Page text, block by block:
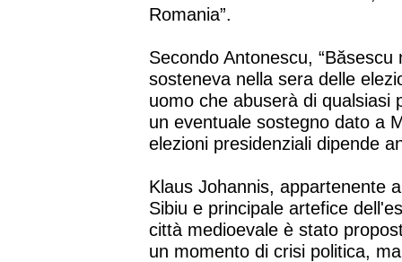
Romania”.
Secondo Antonescu,
sosteneva nella sera delle
uomo che abuserà di qualsiasi
un eventuale sostegno dato a
elezioni presidenziali dipende
Klaus Johannis, appartenente
Sibiu e principale artefice
città medioevale è stato
un momento di crisi politica,